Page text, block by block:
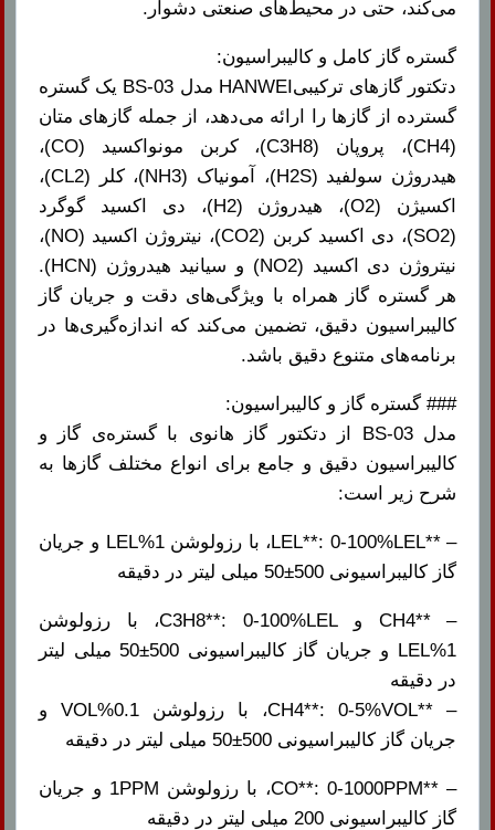
می‌کند، حتی در محیط‌های صنعتی دشوار.
گستره گاز کامل و کالیبراسیون:
دتکتور گازهای ترکیبیHANWEI مدل BS-03 یک گستره
گسترده از گازها را ارائه می‌دهد، از جمله گازهای متان
(CH4)، پروپان (C3H8)، کربن مونواکسید (CO)،
هیدروژن سولفید (H2S)، آمونیاک (NH3)، کلر (CL2)،
اکسیژن (O2)، هیدروژن (H2)، دی اکسید گوگرد
(SO2)، دی اکسید کربن (CO2)، نیتروژن اکسید (NO)،
نیتروژن دی اکسید (NO2) و سیانید هیدروژن (HCN).
هر گستره گاز همراه با ویژگی‌های دقت و جریان گاز
کالیبراسیون دقیق، تضمین می‌کند که اندازه‌گیری‌ها در
برنامه‌های متنوع دقیق باشد.
### گستره گاز و کالیبراسیون:
مدل BS-03 از دتکتور گاز هانوی با گستره‌ی گاز و
کالیبراسیون دقیق و جامع برای انواع مختلف گازها به
شرح زیر است:
– **LEL**: 0-100%LEL، با رزولوشن 1%LEL و جریان
گاز کالیبراسیونی 500±50 میلی لیتر در دقیقه
– **CH4 و C3H8**: 0-100%LEL، با رزولوشن
1%LEL و جریان گاز کالیبراسیونی 500±50 میلی لیتر
در دقیقه
– **CH4**: 0-5%VOL، با رزولوشن 0.1%VOL و
جریان گاز کالیبراسیونی 500±50 میلی لیتر در دقیقه
– **CO**: 0-1000PPM، با رزولوشن 1PPM و جریان
گاز کالیبراسیونی 200 میلی لیتر در دقیقه